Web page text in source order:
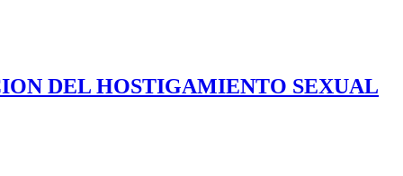
DEL HOSTIGAMIENTO SEXUAL